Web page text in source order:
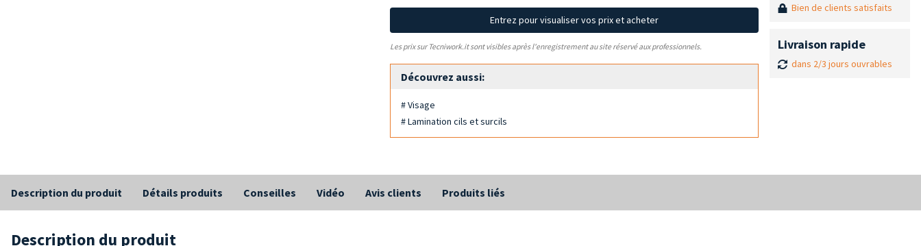
Entrez pour visualiser vos prix et acheter
Les prix sur Tecniwork.it sont visibles après l'enregistrement au site réservé aux professionnels.
Découvrez aussi:
# Visage
# Lamination cils et surcils
Bien de clients satisfaits
Livraison rapide
dans 2/3 jours ouvrables
Description du produit Détails produits Conseilles Vidéo Avis clients Produits liés
Description du produit